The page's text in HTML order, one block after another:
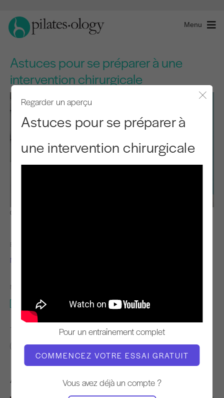
Menu
Astuces pour se préparer à une
intervention chirurgicale
Regarder un aperçu
Astuces pour se préparer à
une intervention chirurgicale
Pour un entraînement complet
COMMENCEZ VOTRE ESSAI GRATUIT
Vous avez déjà un compte ?
Observer et apprendre
ENSEIGNANT
Niedra Gabriel
MATÉRIEL NÉCESSAIRE
Studio entier
TROUVER DES COURS SIMILAIRES POUR
10 - 20 min
Studio entier
Autres séances d'entraînement